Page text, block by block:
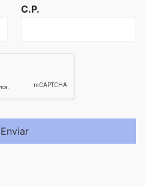
C.P.
Enviar